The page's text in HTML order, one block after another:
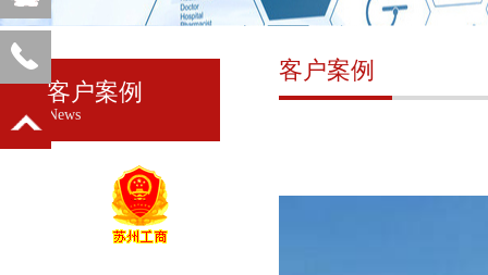
客户案例
News
客户案例